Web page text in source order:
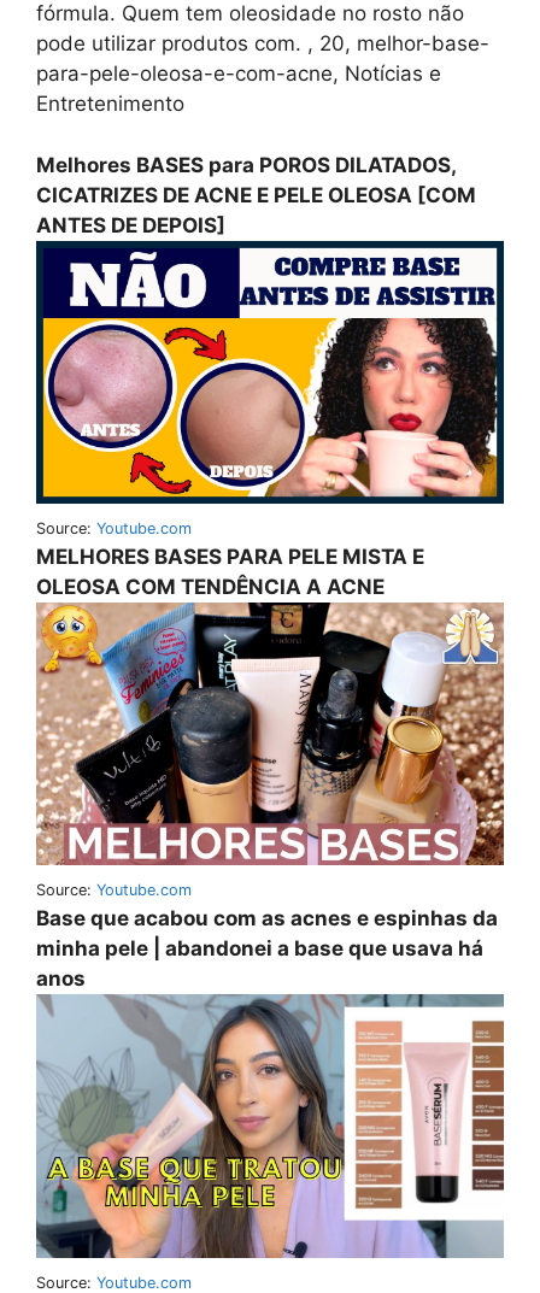
fórmula. Quem tem oleosidade no rosto não
pode utilizar produtos com. , 20, melhor-base-
para-pele-oleosa-e-com-acne, Notícias e
Entretenimento
Melhores BASES para POROS DILATADOS,
CICATRIZES DE ACNE E PELE OLEOSA [COM
ANTES DE DEPOIS]
Source: Youtube.com
MELHORES BASES PARA PELE MISTA E
OLEOSA COM TENDÊNCIA A ACNE
Source: Youtube.com
Base que acabou com as acnes e espinhas da
minha pele | abandonei a base que usava há
anos
Source: Youtube.com